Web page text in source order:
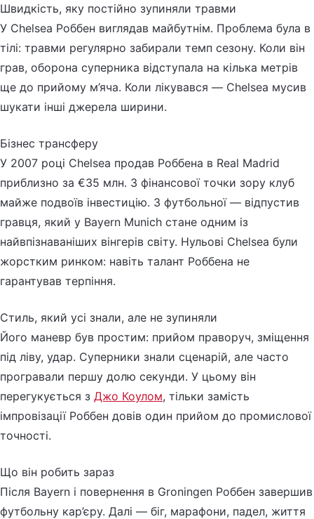
Швидкість, яку постійно зупиняли травми
У Chelsea Роббен виглядав майбутнім. Проблема була в
тілі: травми регулярно забирали темп сезону. Коли він
грав, оборона суперника відступала на кілька метрів
ще до прийому м’яча. Коли лікувався — Chelsea мусив
шукати інші джерела ширини.
Бізнес трансферу
У 2007 році Chelsea продав Роббена в Real Madrid
приблизно за €35 млн. З фінансової точки зору клуб
майже подвоїв інвестицію. З футбольної — відпустив
гравця, який у Bayern Munich стане одним із
найвпізнаваніших вінгерів світу. Нульові Chelsea були
жорстким ринком: навіть талант Роббена не
гарантував терпіння.
Стиль, який усі знали, але не зупиняли
Його маневр був простим: прийом праворуч, зміщення
під ліву, удар. Суперники знали сценарій, але часто
програвали першу долю секунди. У цьому він
перегукується з Джо Коулом, тільки замість
імпровізації Роббен довів один прийом до промислової
точності.
Що він робить зараз
Після Bayern і повернення в Groningen Роббен завершив
футбольну кар’єру. Далі — біг, марафони, падел, життя